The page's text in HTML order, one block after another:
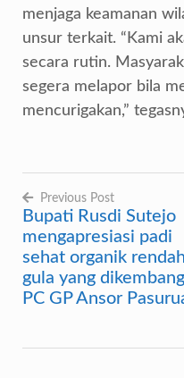
menjaga keamanan
unsur terkait. “Kami
secara rutin.
segera melapor bila
mencurigakan,”
Navigasi
pos
Previous Post
Bupati Rusdi Sutejo
mengapresiasi padi
sehat organik rendah
gula yang
PC GP Ansor